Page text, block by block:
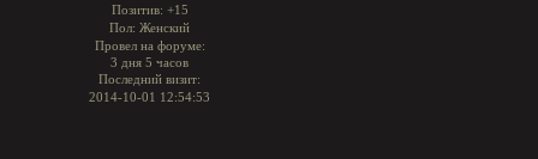
Позитив: +15
Пол: Женский
Провел на форуме:
3 дня 5 часов
Последний визит:
2014-10-01 12:54:53